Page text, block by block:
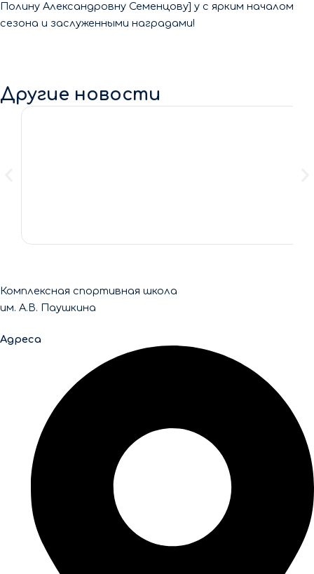
Полину Александровну Семенцову] у с ярким началом
сезона и заслуженными наградами!
Другие новости
Комплексная спортивная школа
им. А.В. Паушкина
Адреса